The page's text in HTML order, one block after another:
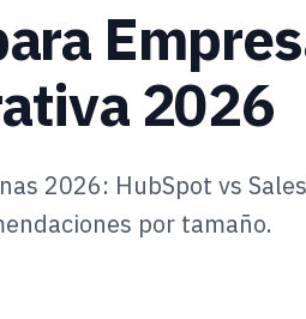
2026
2026: HubSpot vs
por tamaño.